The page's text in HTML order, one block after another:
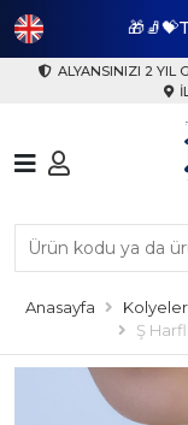
ALYANSINIZI 2 YIL
Anasayfa Kolyeler
Ş